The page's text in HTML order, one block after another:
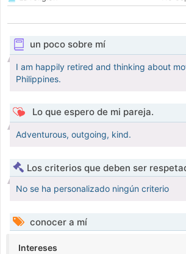
un poco sobre mí
I am happily retired and thinking about
Philippines.
Lo que espero de mi pareja.
Adventurous, outgoing, kind.
Los criterios que deben ser
No se ha personalizado ningún criterio
conocer a mí
Intereses